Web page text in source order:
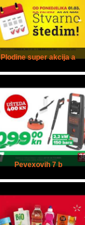
Plodine super akcija a
Pevexovih 7 b